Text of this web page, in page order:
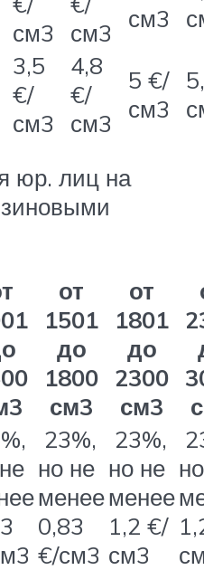
см3
см3
см3
3,5
€/
см3
4,8
€/
см3
5 €/
см3
юр. лиц на
от
1501
до
1800
см3
от
1801
до
2300
см3
23%,
но не
менее
0,83
€/см3
23%,
но не
менее
1,2 €/
см3